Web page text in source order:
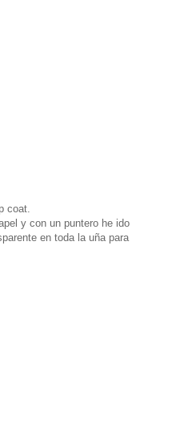
coat.
y con un puntero he ido
en toda la uña para